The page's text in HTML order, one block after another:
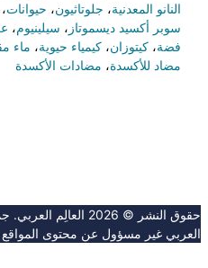
النانو المعدنية، جلوتاثيون، حيوانات
سوبر أكسيد ديسموتاز ، سيلينيوم،
فضة،كيتوزان،كيمياء حيوية، ماء
مضاد للأكسدة، مضادات الأكسدة
حقوق النشر © 2026
العربي غير مسؤول عن محتوى المواقع